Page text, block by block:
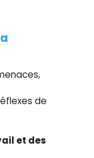
de
et des